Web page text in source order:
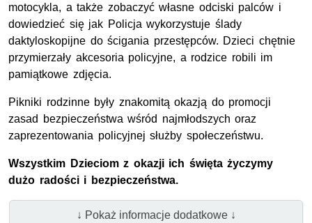
motocykla, a także zobaczyć własne odciski palców i
dowiedzieć się jak Policja wykorzystuje ślady
daktyloskopijne do ścigania przestępców. Dzieci chętnie
przymierzały akcesoria policyjne, a rodzice robili im
pamiątkowe zdjęcia.
Pikniki rodzinne były znakomitą okazją do promocji
zasad bezpieczeństwa wśród najmłodszych oraz
zaprezentowania policyjnej służby społeczeństwu.
Wszystkim Dzieciom z okazji ich święta życzymy
dużo radości i bezpieczeństwa.
↓ Pokaż informacje dodatkowe ↓